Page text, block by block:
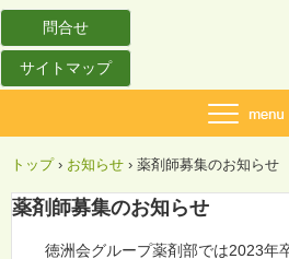
問合せ
サイトマップ
トップ › お知らせ › 薬剤師募集のお知らせ
薬剤師募集のお知らせ
徳洲会グループ薬剤部では2023年